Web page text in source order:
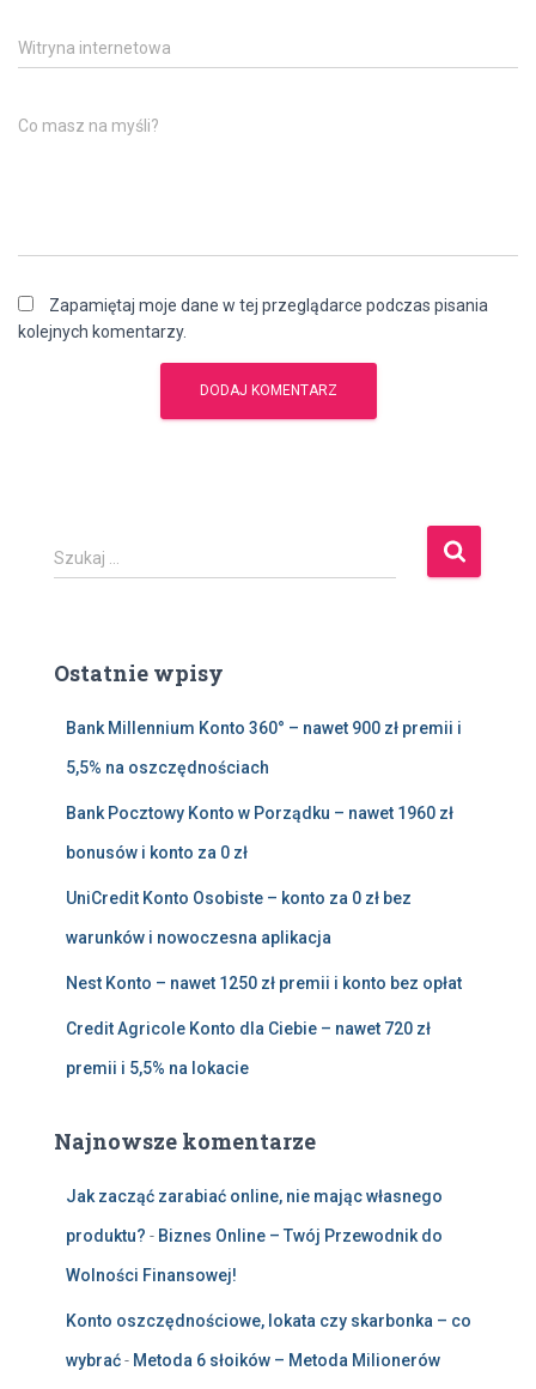
Witryna internetowa
Co masz na myśli?
Zapamiętaj moje dane w tej przeglądarce podczas pisania
kolejnych komentarzy.
S
z
j
Szukaj …
Ostatnie wpisy
Bank Millennium Konto 360° – nawet 900 zł premii i
5,5% na oszczędnościach
Bank Pocztowy Konto w Porządku – nawet 1960 zł
bonusów i konto za 0 zł
UniCredit Konto Osobiste – konto za 0 zł bez
warunków i nowoczesna aplikacja
Nest Konto – nawet 1250 zł premii i konto bez opłat
Credit Agricole Konto dla Ciebie – nawet 720 zł
premii i 5,5% na lokacie
Najnowsze komentarze
Jak zacząć zarabiać online, nie mając własnego
produktu? - Biznes Online – Twój Przewodnik do
Wolności Finansowej!
Konto oszczędnościowe, lokata czy skarbonka – co
wybrać- Metoda 6 słoików – Metoda Milionerów